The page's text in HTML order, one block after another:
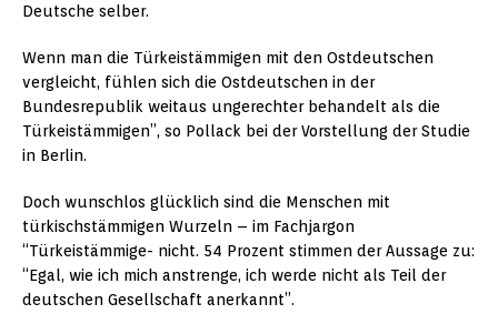
Deutsche selber.
Wenn man die Türkeistämmigen mit den Ostdeutschen
vergleicht, fühlen sich die Ostdeutschen in der
Bundesrepublik weitaus ungerechter behandelt als die
Türkeistämmigen”, so Pollack bei der Vorstellung der Studie
in Berlin.
Doch wunschlos glücklich sind die Menschen mit
türkischstämmigen Wurzeln – im Fachjargon
“Türkeistämmige- nicht. 54 Prozent stimmen der Aussage zu:
“Egal, wie ich mich anstrenge, ich werde nicht als Teil der
deutschen Gesellschaft anerkannt”.